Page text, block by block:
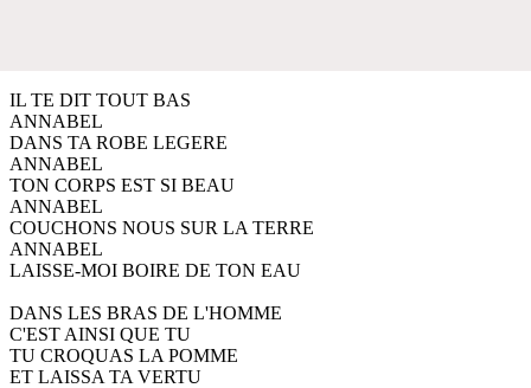
IL TE DIT TOUT BAS
ANNABEL
DANS TA ROBE LEGERE
ANNABEL
TON CORPS EST SI BEAU
ANNABEL
COUCHONS NOUS SUR LA TERRE
ANNABEL
LAISSE-MOI BOIRE DE TON EAU
DANS LES BRAS DE L'HOMME
C'EST AINSI QUE TU
TU CROQUAS LA POMME
ET LAISSA TA VERTU